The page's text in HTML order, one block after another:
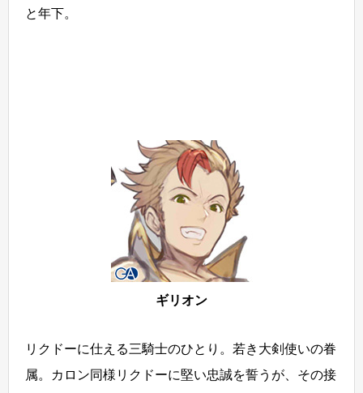
と年下。
ギリオン
リクドーに仕える三騎士のひとり。若き大剣使いの眷
属。カロン同様リクドーに堅い忠誠を誓うが、その接